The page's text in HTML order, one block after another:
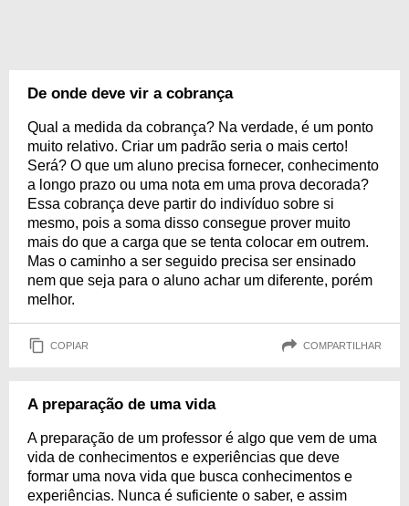
De onde deve vir a cobrança
Qual a medida da cobrança? Na verdade, é um ponto
muito relativo. Criar um padrão seria o mais certo!
Será? O que um aluno precisa fornecer, conhecimento
a longo prazo ou uma nota em uma prova decorada?
Essa cobrança deve partir do indivíduo sobre si
mesmo, pois a soma disso consegue prover muito
mais do que a carga que se tenta colocar em outrem.
Mas o caminho a ser seguido precisa ser ensinado
nem que seja para o aluno achar um diferente, porém
melhor.
COPIAR COMPARTILHAR
A preparação de uma vida
A preparação de um professor é algo que vem de uma
vida de conhecimentos e experiências que deve
formar uma nova vida que busca conhecimentos e
experiências. Nunca é suficiente o saber, e assim